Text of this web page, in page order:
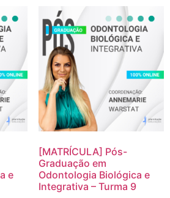
e
[MATRÍCULA] Pós-
Graduação em
Odontologia Biológica e
Integrativa – Turma 9